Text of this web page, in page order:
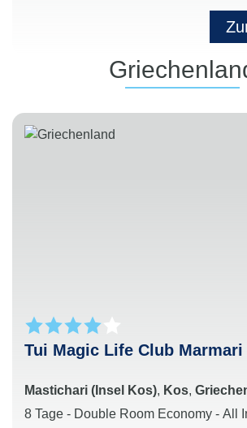
Tui Magic Life Club Marmari
Mastichari (Insel Kos), Kos,
8 Tage - Double Room Economy - All